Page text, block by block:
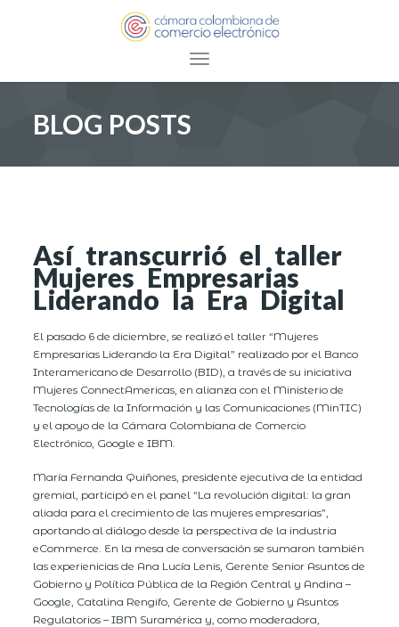
Toggle navigation
BLOG POSTS
Así transcurrió el taller
Mujeres Empresarias
Liderando la Era Digital
El pasado 6 de diciembre, se realizó el taller “Mujeres
Empresarias Liderando la Era Digital” realizado por el Banco
Interamericano de Desarrollo (BID), a través de su iniciativa
Mujeres ConnectAmericas, en alianza con el Ministerio de
Tecnologías de la Información y las Comunicaciones (MinTIC)
y el apoyo de la Cámara Colombiana de Comercio
Electrónico, Google e IBM.
María Fernanda Quiñones, presidente ejecutiva de la entidad
gremial, participó en el panel “La revolución digital: la gran
aliada para el crecimiento de las mujeres empresarias”,
aportando al diálogo desde la perspectiva de la industria
eCommerce. En la mesa de conversación se sumaron también
las experienicias de Ana Lucía Lenis, Gerente Senior Asuntos de
Gobierno y Política Pública de la Región Central y Andina –
Google, Catalina Rengifo, Gerente de Gobierno y Asuntos
Regulatorios – IBM Suramérica y, como moderadora,